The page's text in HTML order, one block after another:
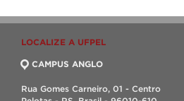
LOCALIZE A UFPEL
CAMPUS ANGLO
Rua Gomes Carneiro, 01 - Centro